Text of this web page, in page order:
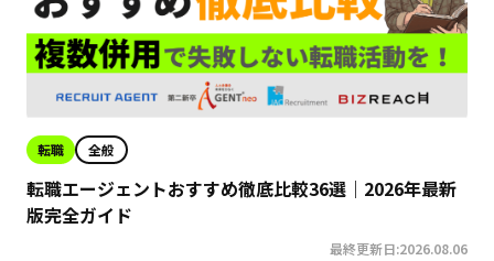
転職 全般
転職エージェントおすすめ徹底比較36選｜2026年最新
版完全ガイド
最終更新日:2026.08.06